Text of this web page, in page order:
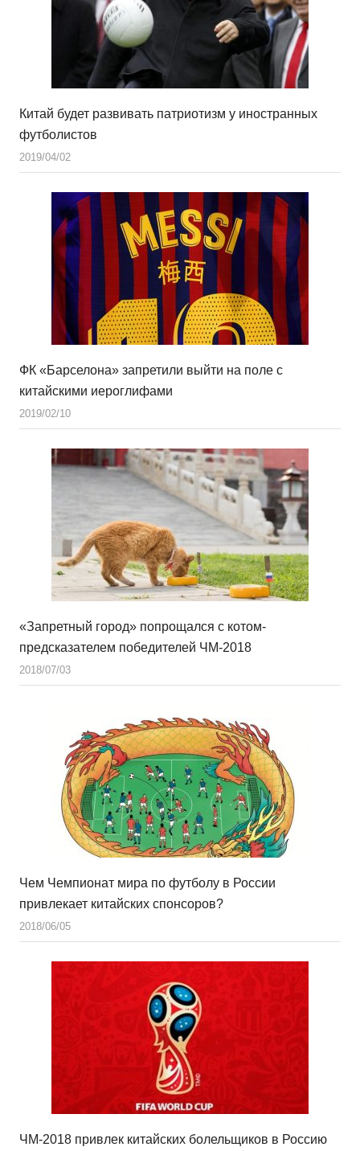
Китай будет развивать патриотизм у иностранных
футболистов
2019/04/02
ФК «Барселона» запретили выйти на поле с
китайскими иероглифами
2019/02/10
«Запретный город» попрощался с котом-
предсказателем победителей ЧМ-2018
2018/07/03
Чем Чемпионат мира по футболу в России
привлекает китайских спонсоров?
2018/06/05
ЧМ-2018 привлек китайских болельщиков в Россию